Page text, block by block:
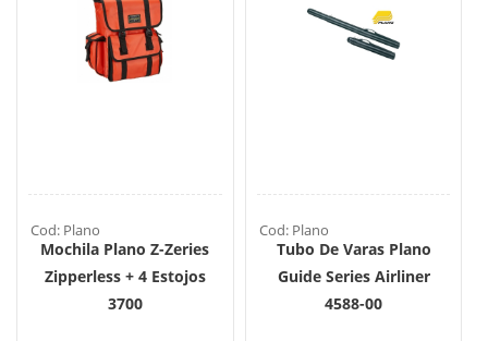
Cod: Plano
Mochila Plano Z-Zeries
Zipperless + 4 Estojos
3700
Cod: Plano
Tubo De Varas Plano
Guide Series Airliner
4588-00